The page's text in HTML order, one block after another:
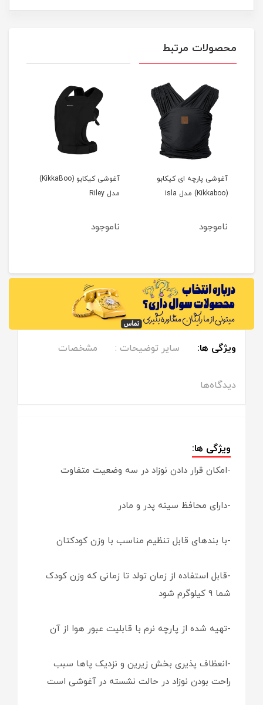
محصولات مرتبط
آغوشی پارچه ای کیکابو
(Kikkaboo) مدل isla
ناموجود
آغوشی کیکابو (KikkaBoo)
مدل Riley
ناموجود
ویژگی ها: سایر توضیحات : مشخصات
دیدگاه‌ها
ویژگی ها:
-امکان قرار دادن نوزاد در سه وضعیت متفاوت
-دارای محافظ سینه پدر و مادر
-با بندهای قابل تنظیم مناسب با وزن کودکتان
-قابل استفاده از زمان تولد تا زمانی که وزن کودک
شما ۹ کیلوگرم شود
-تهیه شده از پارچه‌ نرم با قابلیت عبور هوا از آن
-انعظاف پذیری بخش زیرین و نزدیک پاها سبب
راحت بودن نوزاد در حالت نشسته در آغوشی است